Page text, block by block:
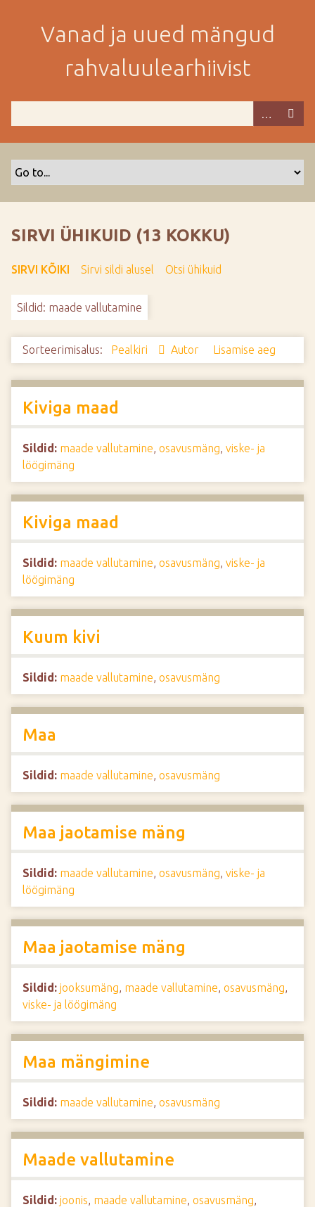
i
Vanad ja uued mängud
rahvaluulearhiivist
SIRVI ÜHIKUID (13 KOKKU)
SIRVI KÕIKI Sirvi sildi alusel Otsi ühikuid
Sildid: maade vallutamine
Sorteerimisalus: Pealkiri Autor Lisamise aeg
Kiviga maad
Sildid: maade vallutamine, osavusmäng, viske- ja
löögimäng
Kiviga maad
Sildid: maade vallutamine, osavusmäng, viske- ja
löögimäng
Kuum kivi
Sildid: maade vallutamine, osavusmäng
Maa
Sildid: maade vallutamine, osavusmäng
Maa jaotamise mäng
Sildid: maade vallutamine, osavusmäng, viske- ja
löögimäng
Maa jaotamise mäng
Sildid: jooksumäng, maade vallutamine, osavusmäng,
viske- ja löögimäng
Maa mängimine
Sildid: maade vallutamine, osavusmäng
Maade vallutamine
Sildid: joonis, maade vallutamine, osavusmäng,